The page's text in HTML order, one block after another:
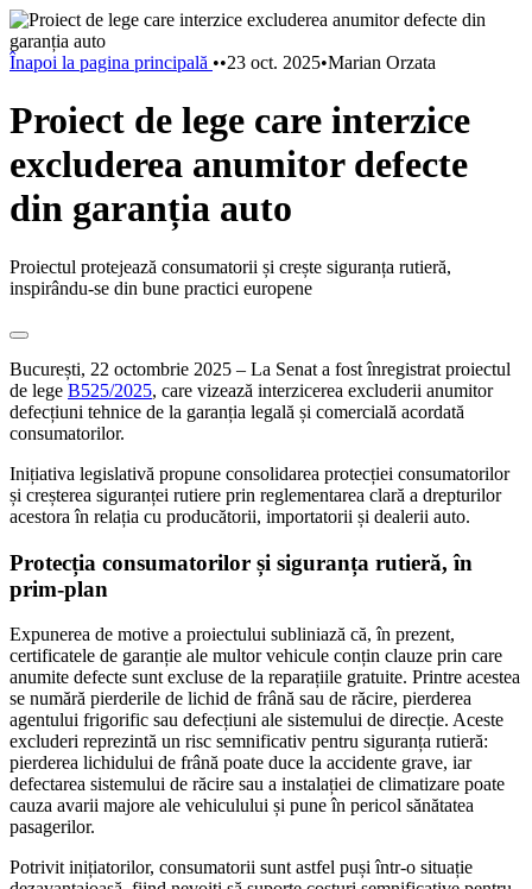
Înapoi la pagina principală ••23 oct. 2025•Marian Orzata
Proiect de lege care interzice
excluderea anumitor defecte
din garanția auto
Proiectul protejează consumatorii și crește siguranța rutieră,
inspirându-se din bune practici europene
București, 22 octombrie 2025 – La Senat a fost înregistrat proiectul
de lege B525/2025, care vizează interzicerea excluderii anumitor
defecțiuni tehnice de la garanția legală și comercială acordată
consumatorilor.
Inițiativa legislativă propune consolidarea protecției consumatorilor
și creșterea siguranței rutiere prin reglementarea clară a drepturilor
acestora în relația cu producătorii, importatorii și dealerii auto.
Protecția consumatorilor și siguranța rutieră, în
prim-plan
Expunerea de motive a proiectului subliniază că, în prezent,
certificatele de garanție ale multor vehicule conțin clauze prin care
anumite defecte sunt excluse de la reparațiile gratuite. Printre acestea
se numără pierderile de lichid de frână sau de răcire, pierderea
agentului frigorific sau defecțiuni ale sistemului de direcție. Aceste
excluderi reprezintă un risc semnificativ pentru siguranța rutieră:
pierderea lichidului de frână poate duce la accidente grave, iar
defectarea sistemului de răcire sau a instalației de climatizare poate
cauza avarii majore ale vehiculului și pune în pericol sănătatea
pasagerilor.
Potrivit inițiatorilor, consumatorii sunt astfel puși într-o situație